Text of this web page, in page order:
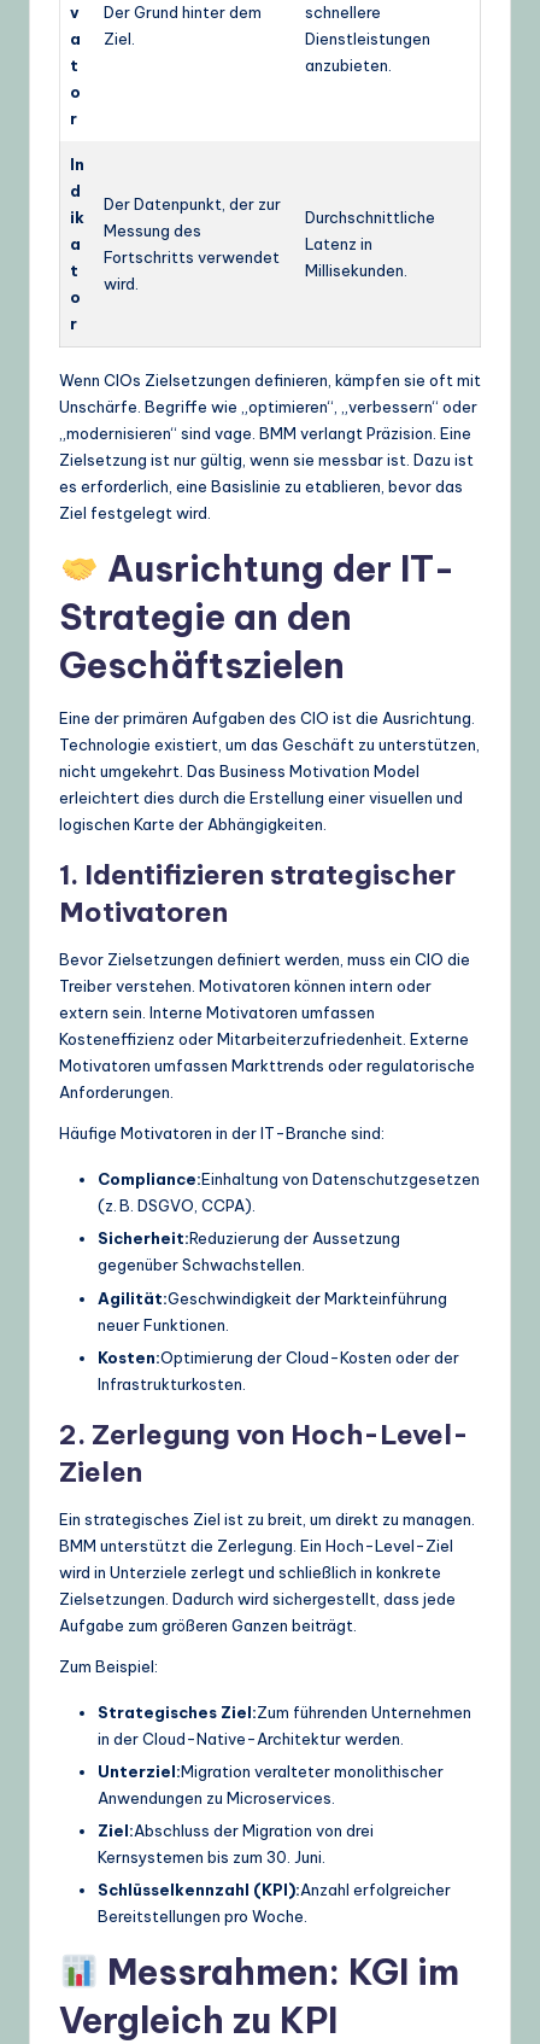
v
a
t
o
r
Der Grund hinter dem
Ziel.
schnellere
Dienstleistungen
anzubieten.
In
d
ik
a
t
o
r
Der Datenpunkt, der zur
Messung des
Fortschritts verwendet
wird.
Durchschnittliche
Latenz in
Millisekunden.
Wenn CIOs Zielsetzungen definieren, kämpfen sie oft mit
Unschärfe. Begriffe wie „optimieren“, „verbessern“ oder
„modernisieren“ sind vage. BMM verlangt Präzision. Eine
Zielsetzung ist nur gültig, wenn sie messbar ist. Dazu ist
es erforderlich, eine Basislinie zu etablieren, bevor das
Ziel festgelegt wird.
Ausrichtung der IT-
Strategie an den
Geschäftszielen
Eine der primären Aufgaben des CIO ist die Ausrichtung.
Technologie existiert, um das Geschäft zu unterstützen,
nicht umgekehrt. Das Business Motivation Model
erleichtert dies durch die Erstellung einer visuellen und
logischen Karte der Abhängigkeiten.
1. Identifizieren strategischer
Motivatoren
Bevor Zielsetzungen definiert werden, muss ein CIO die
Treiber verstehen. Motivatoren können intern oder
extern sein. Interne Motivatoren umfassen
Kosteneffizienz oder Mitarbeiterzufriedenheit. Externe
Motivatoren umfassen Markttrends oder regulatorische
Anforderungen.
Häufige Motivatoren in der IT-Branche sind:
Compliance:Einhaltung von Datenschutzgesetzen
(z. B. DSGVO, CCPA).
Sicherheit:Reduzierung der Aussetzung
gegenüber Schwachstellen.
Agilität:Geschwindigkeit der Markteinführung
neuer Funktionen.
Kosten:Optimierung der Cloud-Kosten oder der
Infrastrukturkosten.
2. Zerlegung von Hoch-Level-
Zielen
Ein strategisches Ziel ist zu breit, um direkt zu managen.
BMM unterstützt die Zerlegung. Ein Hoch-Level-Ziel
wird in Unterziele zerlegt und schließlich in konkrete
Zielsetzungen. Dadurch wird sichergestellt, dass jede
Aufgabe zum größeren Ganzen beiträgt.
Zum Beispiel:
Strategisches Ziel:Zum führenden Unternehmen
in der Cloud-Native-Architektur werden.
Unterziel:Migration veralteter monolithischer
Anwendungen zu Microservices.
Ziel:Abschluss der Migration von drei
Kernsystemen bis zum 30. Juni.
Schlüsselkennzahl (KPI):Anzahl erfolgreicher
Bereitstellungen pro Woche.
Messrahmen: KGI im
Vergleich zu KPI